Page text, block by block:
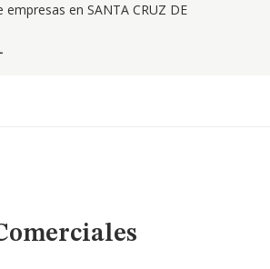
empresas en SANTA CRUZ DE